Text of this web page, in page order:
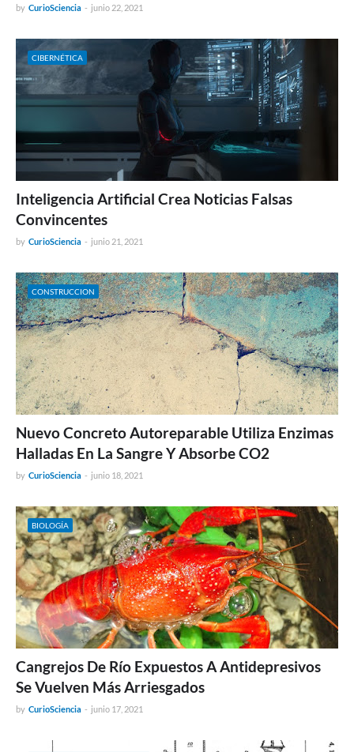
by CurioSciencia - junio 22, 2021
CIBERNÉTICA
Inteligencia Artificial Crea Noticias Falsas
Convincentes
by CurioSciencia - junio 21, 2021
CONSTRUCCION
Nuevo Concreto Autoreparable Utiliza Enzimas
Halladas En La Sangre Y Absorbe CO2
by CurioSciencia - junio 18, 2021
BIOLOGÍA
Cangrejos De Río Expuestos A Antidepresivos
Se Vuelven Más Arriesgados
by CurioSciencia - junio 17, 2021